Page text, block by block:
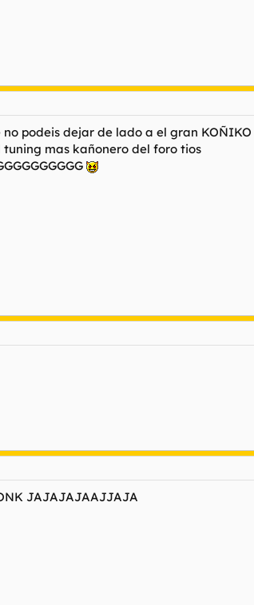
no podeis dejar de lado a el gran
mas kañonero del foro tios
JAJAJAJAAJJAJA